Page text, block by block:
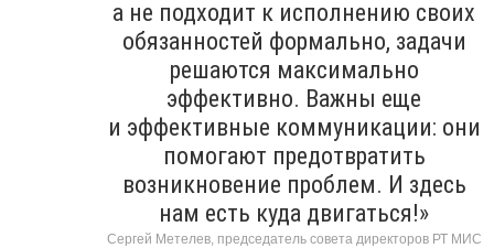
а не подходит к исполнению своих
обязанностей формально, задачи
решаются максимально
эффективно. Важны еще
и эффективные коммуникации: они
помогают предотвратить
возникновение проблем. И здесь
нам есть куда двигаться!»
Сергей Метелев, председатель совета директоров РТ МИС